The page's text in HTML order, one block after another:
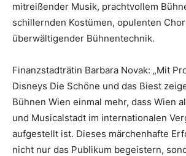
mitreißender Musik, prachtvollem
schillernden Kostümen, opulenten
überwältigender Bühnentechnik.
Finanzstadträtin Barbara Novak: „Mit
Disneys Die Schöne und das Biest
Bühnen Wien einmal mehr, dass Wien
und Musicalstadt im internationalen
aufgestellt ist. Dieses märchenhafte
nicht nur das Publikum begeistern,